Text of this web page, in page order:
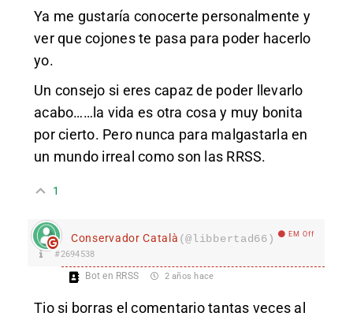
Ya me gustaría conocerte personalmente y
ver que cojones te pasa para poder hacerlo
yo.
Un consejo si eres capaz de poder llevarlo
acabo……la vida es otra cosa y muy bonita
por cierto. Pero nunca para malgastarla en
un mundo irreal como son las RRSS.
1
Conservador Català (@libbertad66) EM Off
#2694538
Bot en RRSS 2 años hace
Tio si borras el comentario tantas veces al